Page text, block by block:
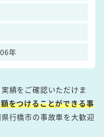
年
績をご確認いただけま
をつけることができる事
行橋市の事故車を大歓迎